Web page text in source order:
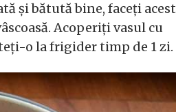
și bătută bine, faceți acest
Acoperiți vasul cu
o la frigider timp de 1 zi.